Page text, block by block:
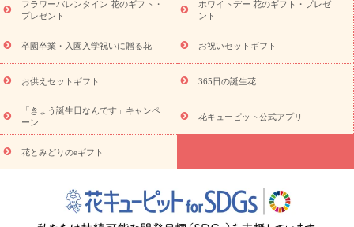
初の青色胡蝶蘭
観葉植物 観葉植物 産直多肉植物
プリザ
ーブドフラワー
お祝い お供え・お悔やみ
花とセットギフト
セミオーダー
プチギフト（hanamore -ハナモア-）
どりのeギフト
花キューピットのeGfit カラー ピンク
イエ
ローオレンジ
レッド お花の種類 バラ ユリ
ョウ
予算から探す お祝い お祝い・3000円～
お祝い・
4000円～
お祝い・5000円～ お祝い・ 7000円～
お祝い・
10000円～
お供え・お悔やみ・
祝いのマナー
定年退職祝いのマナー
お祝いを贈るときのマナ
花キューピットのお祝いコラム一覧
誕生日のお花
フラワーバレンタイン 花のギフト・
プレゼント
ホワイトデー 花のギフト・プレゼ
ント
卒園卒業・入園入学祝いに贈る花 お祝いセットギフト
お供えセットギフト 365日の誕生花
「きょう誕生日なんです」キャンペ
ーン
花キューピット公式アプリ
花とみどりのeギフト